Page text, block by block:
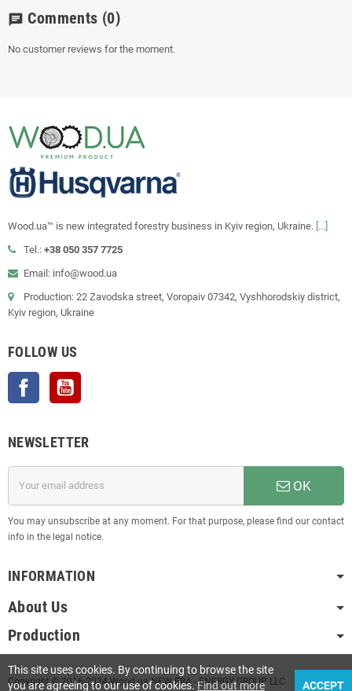
chat Comments (0)
No customer reviews for the moment.
Wood.ua™ is new integrated forestry business in Kyiv region, Ukraine. [...]
Tel.: +38 050 357 7725
Email: info@wood.ua
Production: 22 Zavodska street, Voropaiv 07342, Vyshhorodskiy district,
Kyiv region, Ukraine
FOLLOW US
Facebook
NEWSLETTER
OK
You may unsubscribe at any moment. For that purpose, please find our contact
info in the legal notice.
INFORMATION
About Us
Production
Copyright © 2016-2024 Wood.ua NEW ERA - ENERGY GROUP LLC
This site uses cookies. By continuing to browse the site
you are agreeing to our use of cookies.Find out more ACCEPT